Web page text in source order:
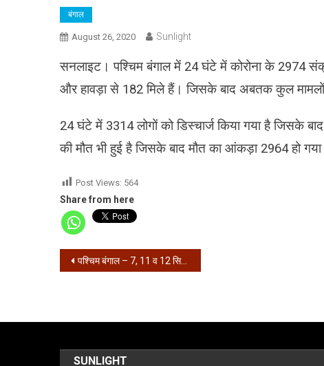
बंगाल
August 26, 2020 Sunlight
सनलाइट। पश्चिम बंगाल में 24 घंटे में कोरोना के 2974
और हावड़ा से 182 मिले हैं। जिसके बाद अबतक कुल
24 घंटे में 3314 लोगों को डिस्चार्ज किया गया है जिसके
की मौत भी हुई है जिसके बाद मौत का आंकड़ा 2964 हो
Post Views: 564
Share from here
Post
पश्चिम बंगाल – 7, 11 व 12 सितंबर को राज्य में सम्पूर्ण लॉकडाउन
SUNLIGHT